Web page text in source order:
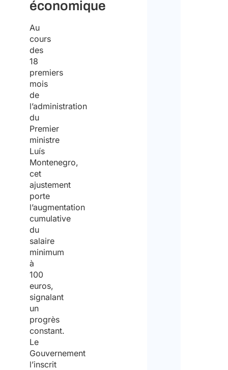
économique
Au
cours
des
18
premiers
mois
de
l’administration
du
Premier
ministre
Luís
Montenegro,
cet
ajustement
porte
l’augmentation
cumulative
du
salaire
minimum
à
100
euros,
signalant
un
progrès
constant.
Le
Gouvernement
l’inscrit